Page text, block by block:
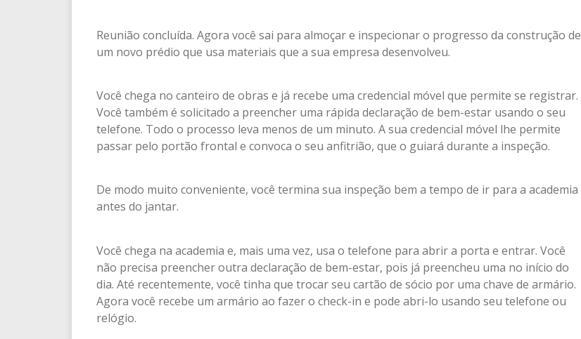
Reunião concluída. Agora você sai para almoçar e inspecionar o progresso da construção de
um novo prédio que usa materiais que a sua empresa desenvolveu.
Você chega no canteiro de obras e já recebe uma credencial móvel que permite se registrar.
Você também é solicitado a preencher uma rápida declaração de bem-estar usando o seu
telefone. Todo o processo leva menos de um minuto. A sua credencial móvel lhe permite
passar pelo portão frontal e convoca o seu anfitrião, que o guiará durante a inspeção.
De modo muito conveniente, você termina sua inspeção bem a tempo de ir para a academia
antes do jantar.
Você chega na academia e, mais uma vez, usa o telefone para abrir a porta e entrar. Você
não precisa preencher outra declaração de bem-estar, pois já preencheu uma no início do
dia. Até recentemente, você tinha que trocar seu cartão de sócio por uma chave de armário.
Agora você recebe um armário ao fazer o check-in e pode abri-lo usando seu telefone ou
relógio.